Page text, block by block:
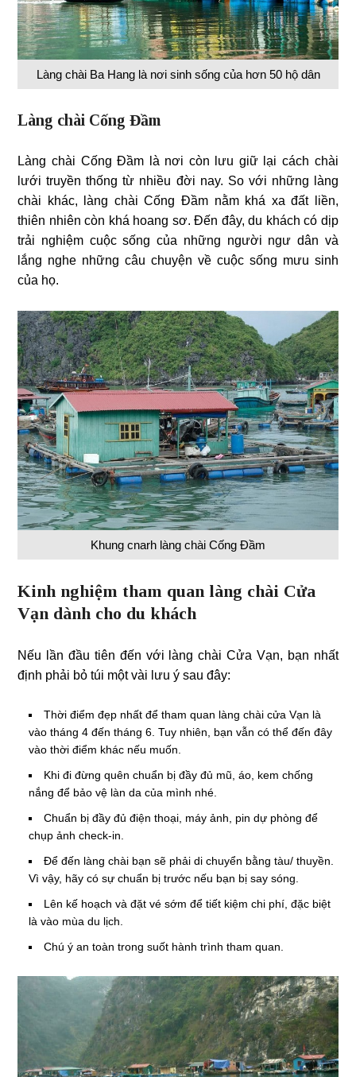
Làng chài Ba Hang là nơi sinh sống của hơn 50 hộ dân
Làng chài Cống Đầm
Làng chài Cống Đầm là nơi còn lưu giữ lại cách chài
lưới truyền thống từ nhiều đời nay. So với những làng
chài khác, làng chài Cống Đầm nằm khá xa đất liền,
thiên nhiên còn khá hoang sơ. Đến đây, du khách có dịp
trải nghiệm cuộc sống của những người ngư dân và
lắng nghe những câu chuyện về cuộc sống mưu sinh
của họ.
Khung cnarh làng chài Cống Đầm
Kinh nghiệm tham quan làng chài Cửa
Vạn dành cho du khách
Nếu lần đầu tiên đến với làng chài Cửa Vạn, bạn nhất
định phải bỏ túi một vài lưu ý sau đây:
Thời điểm đẹp nhất để tham quan làng chài cửa Vạn là
vào tháng 4 đến tháng 6. Tuy nhiên, bạn vẫn có thể đến đây
vào thời điểm khác nếu muốn.
Khi đi đừng quên chuẩn bị đầy đủ mũ, áo, kem chống
nắng để bảo vệ làn da của mình nhé.
Chuẩn bị đầy đủ điện thoại, máy ảnh, pin dự phòng để
chụp ảnh check-in.
Để đến làng chài bạn sẽ phải di chuyển bằng tàu/ thuyền.
Vì vậy, hãy có sự chuẩn bị trước nếu bạn bị say sóng.
Lên kế hoạch và đặt vé sớm để tiết kiệm chi phí, đặc biệt
là vào mùa du lịch.
Chú ý an toàn trong suốt hành trình tham quan.